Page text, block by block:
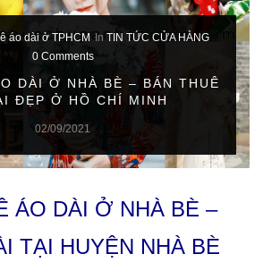
áo dài ở TPHCM In TIN TỨC CỬA HÀNG
0 Comments
DÀI Ở NHÀ BÈ – BÁN THUÊ
ĐẸP Ở HỒ CHÍ MINH
02/09/2021
ÁO DÀI Ở NHÀ BÈ –
TẠI HUYỆN NHÀ BÈ